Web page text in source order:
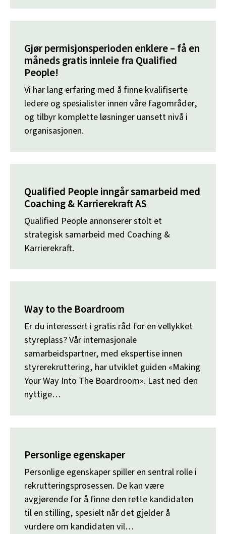
Gjør permisjonsperioden enklere – få en
måneds gratis innleie fra Qualified
People!
Vi har lang erfaring med å finne kvalifiserte
ledere og spesialister innen våre fagområder,
og tilbyr komplette løsninger uansett nivå i
organisasjonen.
Qualified People inngår samarbeid med
Coaching & Karrierekraft AS
Qualified People annonserer stolt et
strategisk samarbeid med Coaching &
Karrierekraft.
Way to the Boardroom
Er du interessert i gratis råd for en vellykket
styreplass? Vår internasjonale
samarbeidspartner, med ekspertise innen
styrerekruttering, har utviklet guiden «Making
Your Way Into The Boardroom». Last ned den
nyttige…
Personlige egenskaper
Personlige egenskaper spiller en sentral rolle i
rekrutteringsprosessen. De kan være
avgjørende for å finne den rette kandidaten
til en stilling, spesielt når det gjelder å
vurdere om kandidaten vil…